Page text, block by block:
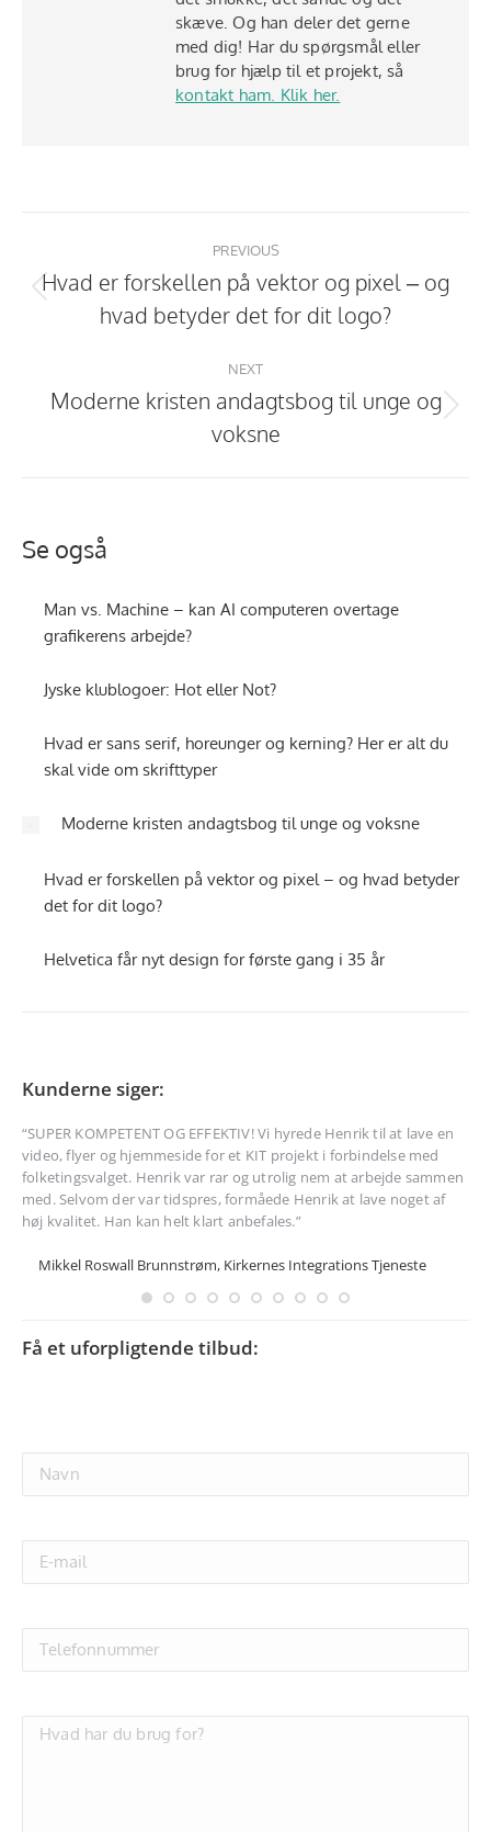
skæve. Og han deler det gerne
med dig! Har du spørgsmål eller
brug for hjælp til et projekt, så
kontakt ham. Klik her.
PREVIOUS
Previous
post:
Hvad er forskellen på vektor og pixel – og
hvad betyder det for dit logo?
NEXT
Next
post:
Moderne kristen andagtsbog til unge og
voksne
Se også
Man vs. Machine – kan AI computeren overtage
grafikerens arbejde?
Jyske klublogoer: Hot eller Not?
Hvad er sans serif, horeunger og kerning? Her er alt du
skal vide om skrifttyper
Moderne kristen andagtsbog til unge og voksne
Hvad er forskellen på vektor og pixel – og hvad betyder
det for dit logo?
Helvetica får nyt design for første gang i 35 år
Kunderne siger:
“SUPER KOMPETENT OG EFFEKTIV! Vi hyrede Henrik til at lave en
video, flyer og hjemmeside for et KIT projekt i forbindelse med
folketingsvalget. Henrik var rar og utrolig nem at arbejde sammen
med. Selvom der var tidspres, formåede Henrik at lave noget af
høj kvalitet. Han kan helt klart anbefales.”
Mikkel Roswall Brunnstrøm, Kirkernes Integrations Tjeneste
Få et uforpligtende tilbud: